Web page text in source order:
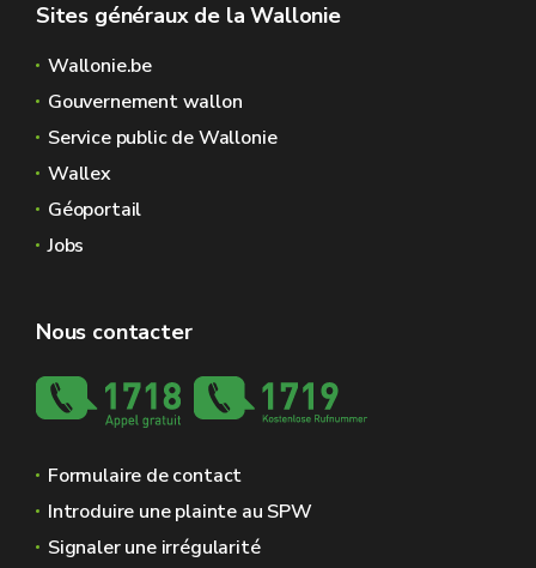
Sites généraux de la Wallonie
Wallonie.be
Gouvernement wallon
Service public de Wallonie
Wallex
Géoportail
Jobs
Nous contacter
Formulaire de contact
Introduire une plainte au SPW
Signaler une irrégularité